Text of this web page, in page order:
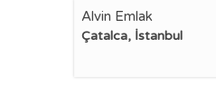
Alvin Emlak
Çatalca, İstanbul